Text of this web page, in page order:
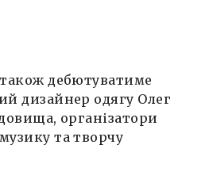
дебютуватиме
дизайнер одягу Олег
організатори
та творчу